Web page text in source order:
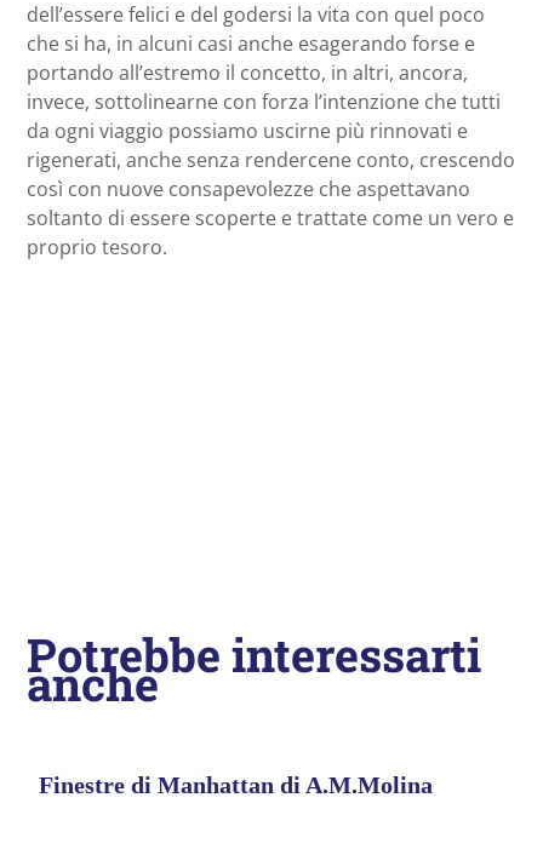
dell’essere felici e del godersi la vita con quel poco
che si ha, in alcuni casi anche esagerando forse e
portando all’estremo il concetto, in altri, ancora,
invece, sottolinearne con forza l’intenzione che tutti
da ogni viaggio possiamo uscirne più rinnovati e
rigenerati, anche senza rendercene conto, crescendo
così con nuove consapevolezze che aspettavano
soltanto di essere scoperte e trattate come un vero e
proprio tesoro.
Potrebbe interessarti
anche
Finestre di Manhattan di A.M.Molina